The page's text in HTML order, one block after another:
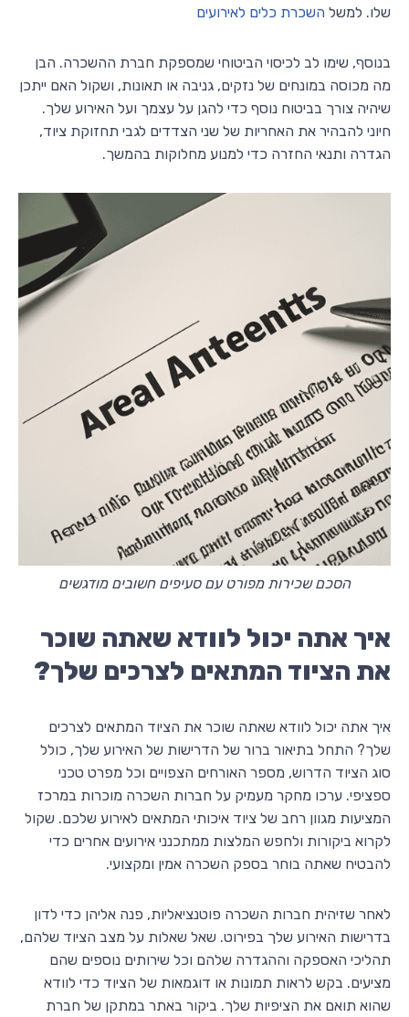
שלו. למשל השכרת כלים לאירועים
בנוסף, שימו לב לכיסוי הביטוחי שמספקת חברת ההשכרה. הבן
מה מכוסה במונחים של נזקים, גניבה או תאונות, ושקול האם ייתכן
שיהיה צורך בביטוח נוסף כדי להגן על עצמך ועל האירוע שלך.
חיוני להבהיר את האחריות של שני הצדדים לגבי תחזוקת ציוד,
הגדרה ותנאי החזרה כדי למנוע מחלוקות בהמשך.
הסכם שכירות מפורט עם סעיפים חשובים מודגשים
איך אתה יכול לוודא שאתה שוכר
את הציוד המתאים לצרכים שלך?
איך אתה יכול לוודא שאתה שוכר את הציוד המתאים לצרכים
שלך? התחל בתיאור ברור של הדרישות של האירוע שלך, כולל
סוג הציוד הדרוש, מספר האורחים הצפויים וכל מפרט טכני
ספציפי. ערכו מחקר מעמיק על חברות השכרה מוכרות במרכז
המציעות מגוון רחב של ציוד איכותי המתאים לאירוע שלכם. שקול
לקרוא ביקורות ולחפש המלצות ממתכנני אירועים אחרים כדי
להבטיח שאתה בוחר בספק השכרה אמין ומקצועי.
לאחר שזיהית חברות השכרה פוטנציאליות, פנה אליהן כדי לדון
בדרישות האירוע שלך בפירוט. שאל שאלות על מצב הציוד שלהם,
תהליכי האספקה וההגדרה שלהם וכל שירותים נוספים שהם
מציעים. בקש לראות תמונות או דוגמאות של הציוד כדי לוודא
שהוא תואם את הציפיות שלך. ביקור באתר במתקן של חברת